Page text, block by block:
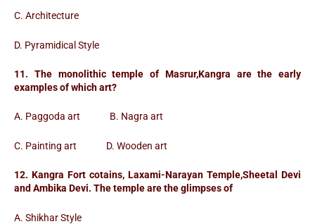
C. Architecture
D. Pyramidical Style
11. The monolithic temple of Masrur,Kangra are the early
examples of which art?
A. Paggoda art B. Nagra art
C. Painting art D. Wooden art
12. Kangra Fort cotains, Laxami-Narayan Temple,Sheetal Devi
and Ambika Devi. The temple are the glimpses of
A. Shikhar Style